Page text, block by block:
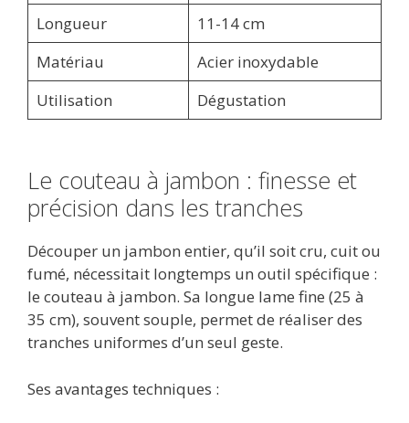
Longueur
11-14 cm
Matériau
Acier inoxydable
Utilisation
Dégustation
Le couteau à jambon : finesse et
précision dans les tranches
Découper un jambon entier, qu’il soit cru, cuit ou
fumé, nécessitait longtemps un outil spécifique :
le couteau à jambon. Sa longue lame fine (25 à
35 cm), souvent souple, permet de réaliser des
tranches uniformes d’un seul geste.
Ses avantages techniques :